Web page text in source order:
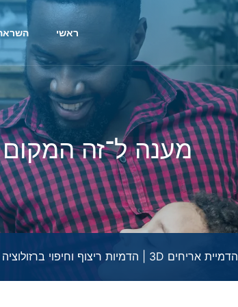
ראשי
מענה ל־זה
הדמיית אריחים 3D | הדמיות ריצוף וחיפוי ברזולוציה גבוהה | Tile Israel